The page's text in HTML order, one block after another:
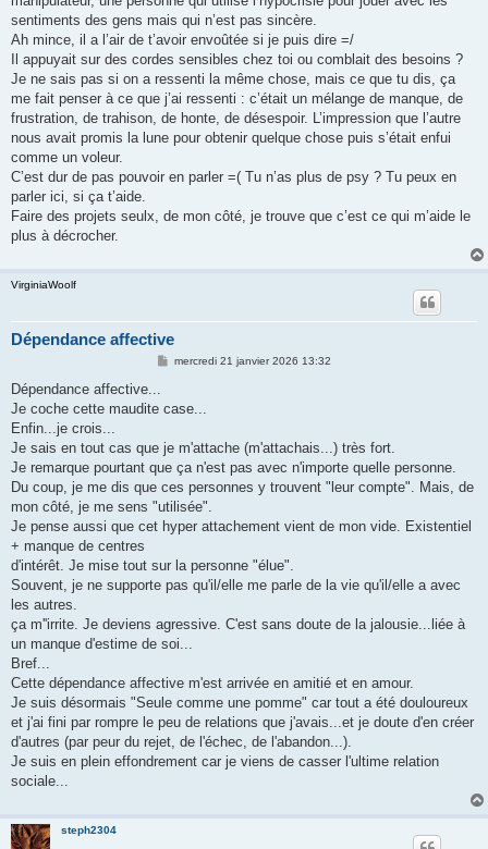
a
g
e
sentiments des gens mais qui n’est pas sincère.
Ah mince, il a l’air de t’avoir envoûtée si je puis dire =/
Il appuyait sur des cordes sensibles chez toi ou comblait des besoins ?
Je ne sais pas si on a ressenti la même chose, mais ce que tu dis, ça
me fait penser à ce que j’ai ressenti : c’était un mélange de manque, de
frustration, de trahison, de honte, de désespoir. L’impression que l’autre
nous avait promis la lune pour obtenir quelque chose puis s’était enfui
comme un voleur.
C’est dur de pas pouvoir en parler =( Tu n’as plus de psy ? Tu peux en
parler ici, si ça t’aide.
Faire des projets seulx, de mon côté, je trouve que c’est ce qui m’aide le
plus à décrocher.
VirginiaWoolf
Dépendance affective
M
a
mercredi 21 janvier 2026 13:32
Dépendance affective...
Je coche cette maudite case...
Enfin...je crois...
Je sais en tout cas que je m'attache (m'attachais...) très fort.
Je remarque pourtant que ça n'est pas avec n'importe quelle personne.
Du coup, je me dis que ces personnes y trouvent "leur compte". Mais, de
mon côté, je me sens "utilisée".
Je pense aussi que cet hyper attachement vient de mon vide. Existentiel
+ manque de centres
d'intérêt. Je mise tout sur la personne "élue".
Souvent, je ne supporte pas qu'il/elle me parle de la vie qu'il/elle a avec
les autres.
ça m''irrite. Je deviens agressive. C'est sans doute de la jalousie...liée à
un manque d'estime de soi...
Bref...
Cette dépendance affective m'est arrivée en amitié et en amour.
Je suis désormais "Seule comme une pomme" car tout a été douloureux
et j'ai fini par rompre le peu de relations que j'avais...et je doute d'en créer
d'autres (par peur du rejet, de l'échec, de l'abandon...).
Je suis en plein effondrement car je viens de casser l'ultime relation
sociale...
steph2304